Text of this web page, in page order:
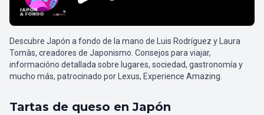
Descubre Japón a fondo de la mano de Luis Rodríguez y Laura
Tomàs, creadores de Japonismo. Consejos para viajar,
informacióno detallada sobre lugares, sociedad, gastronomía y
mucho más, patrocinado por Lexus, Experience Amazing.
Tartas de queso en Japón